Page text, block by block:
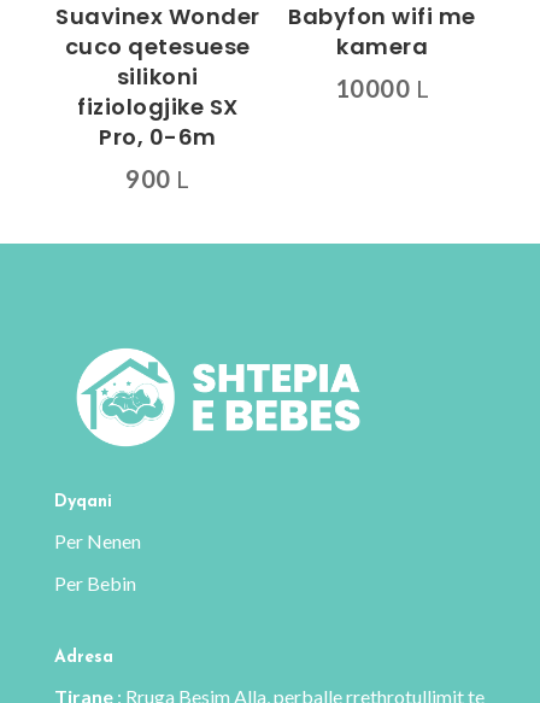
Suavinex Wonder
cuco qetesuese
silikoni
fiziologjike SX
Pro, 0-6m
900 L
Babyfon wifi me
kamera
10000 L
Dyqani
Per Nenen
Per Bebin
Adresa
Tirane : Rruga Besim Alla, perballe rrethrotullimit te